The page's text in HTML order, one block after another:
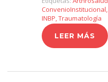
ConvenioInstitucional,
INBP,Traumatología
LEER MÁS